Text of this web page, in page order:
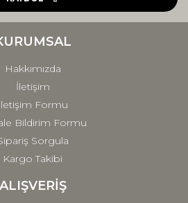
daha pahalı.
Gönder
Hakkımızda
İletişim
Formu
Bildirim Formu
Sorgula
Kargo Takibi
ALIŞVERİŞ